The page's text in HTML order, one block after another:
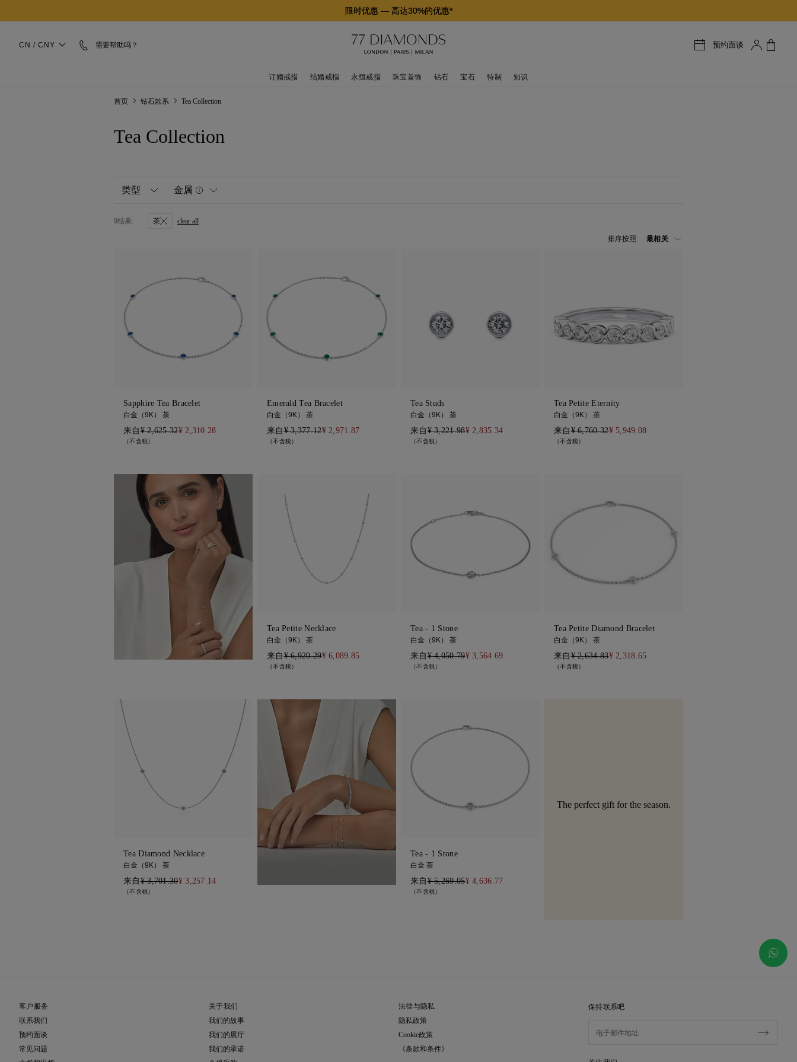
限时优惠— 高达30%的优惠*
CN / CNY 需要帮助吗？ 预约面谈
订婚戒指 结婚戒指 永恒戒指 珠宝首饰 钻石 宝石 特制 知识
首页 钻石款系 Tea Collection
Tea Collection
类型
全部
Mayfair Collection
星光系列
茶香
报春花
五彩纸
Gaia
金属
黄金
铂金
9结果: 茶 clear all
排序按照:
The perfect gift for the season.
Sapphire Tea Bracelet
白金（9K） 茶
来自¥ 2,625.32¥ 2,310.28
（不含税）
Emerald Tea Bracelet
白金（9K） 茶
来自¥ 3,377.12¥ 2,971.87
（不含税）
Tea Studs
白金（9K） 茶
来自¥ 3,221.98¥ 2,835.34
（不含税）
Tea Petite Eternity
白金（9K） 茶
来自¥ 6,760.32¥ 5,949.08
（不含税）
Tea Petite Necklace
白金（9K） 茶
来自¥ 6,920.29¥ 6,089.85
（不含税）
Tea - 1 Stone
白金（9K） 茶
来自¥ 4,050.79¥ 3,564.69
（不含税）
Tea Petite Diamond Bracelet
白金（9K） 茶
来自¥ 2,634.83¥ 2,318.65
（不含税）
Tea Diamond Necklace
白金（9K） 茶
来自¥ 3,701.30¥ 3,257.14
（不含税）
Tea - 1 Stone
白金 茶
来自¥ 5,269.05¥ 4,636.77
（不含税）
保持联系吧
客户服务
联系我们
预约面谈
常见问题
关于我们
我们的故事
我们的展厅
我们的承诺
法律与隐私
隐私政策
Cookie政策
《条款和条件》